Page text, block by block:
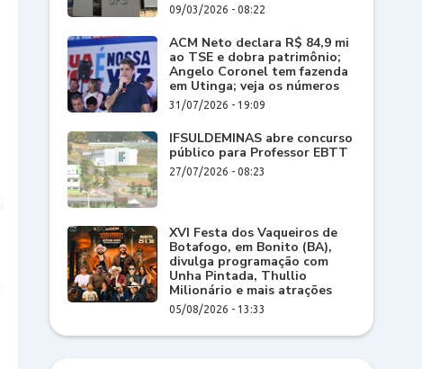
09/03/2026 - 08:22
ACM Neto declara R$ 84,9 mi
ao TSE e dobra patrimônio;
Angelo Coronel tem fazenda
em Utinga; veja os números
31/07/2026 - 19:09
IFSULDEMINAS abre concurso
público para Professor EBTT
27/07/2026 - 08:23
XVI Festa dos Vaqueiros de
Botafogo, em Bonito (BA),
divulga programação com
Unha Pintada, Thullio
Milionário e mais atrações
05/08/2026 - 13:33